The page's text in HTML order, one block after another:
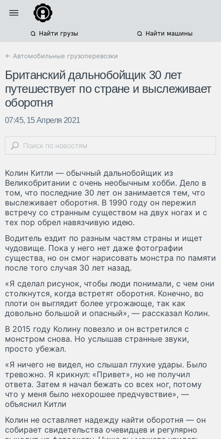
Найти грузы Найти машины
← Автомобильные грузоперевозки
Британский дальнобойщик 30 лет
путешествует по стране и выслеживает
оборотня
07:45, 15 Апреля 2021
Колин Китли — обычный дальнобойщик из
Великобритании с очень необычным хобби. Дело в
том, что последние 30 лет он занимается тем, что
выслеживает оборотня. В 1990 году он пережил
встречу со странным существом на двух ногах и с
тех пор обрел навязчивую идею.
Водитель ездит по разным частям страны и ищет
чудовище. Пока у него нет даже фотографии
существа, но он смог нарисовать монстра по памяти
после того случая 30 лет назад.
«Я сделал рисунок, чтобы люди понимали, с чем они
столкнутся, когда встретят оборотня. Конечно, во
плоти он выглядит более угрожающе, так как
довольно большой и опасный», — рассказал Колин.
В 2015 году Колину повезло и он встретился с
монстром снова. Но услышав странные звуки,
просто убежал.
«Я ничего не видел, но слышал глухие удары. Было
тревожно. Я крикнул: «Привет», но не получил
ответа. Затем я начал бежать со всех ног, потому
что у меня было нехорошее предчувствие», —
объяснил Китли
Колин не оставляет надежду найти оборотня — он
собирает свидетельства очевидцев и регулярно